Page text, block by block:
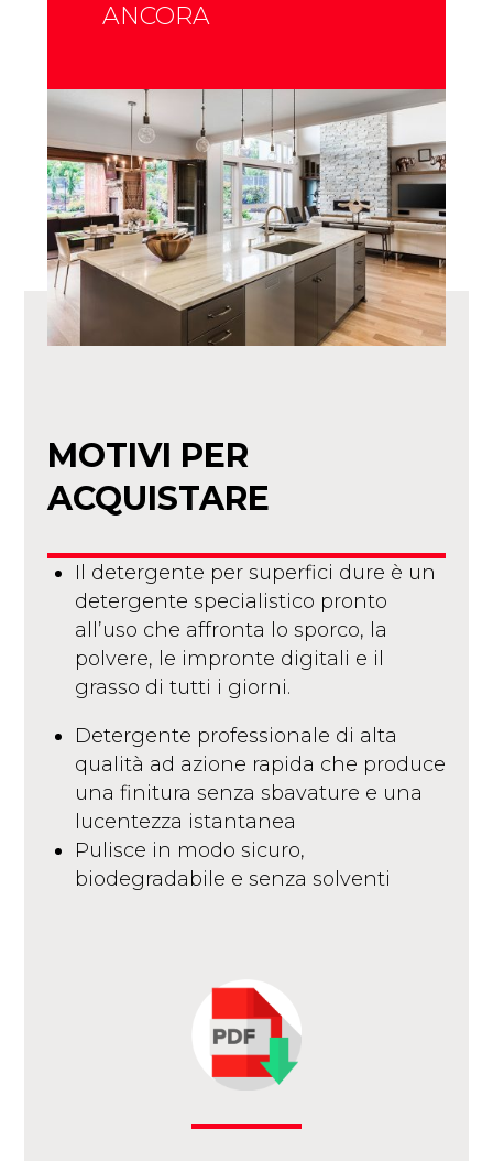
ANCORA
MOTIVI PER
ACQUISTARE
Il detergente per superfici dure è un
detergente specialistico pronto
all’uso che affronta lo sporco, la
polvere, le impronte digitali e il
grasso di tutti i giorni.
Detergente professionale di alta
qualità ad azione rapida che produce
una finitura senza sbavature e una
lucentezza istantanea
Pulisce in modo sicuro,
biodegradabile e senza solventi